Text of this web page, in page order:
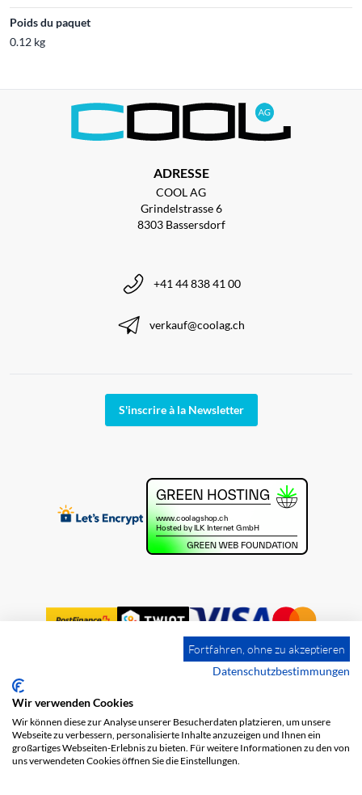
Poids du paquet
0.12 kg
ADRESSE
COOL AG
Grindelstrasse 6
8303 Bassersdorf
+41 44 838 41 00
verkauf@coolag.ch
S'inscrire à la Newsletter
Impression
Protection des données
Fortfahren, ohne zu akzeptieren
Datenschutzbestimmungen
Wir verwenden Cookies
Wir können diese zur Analyse unserer Besucherdaten platzieren, um unsere
Webseite zu verbessern, personalisierte Inhalte anzuzeigen und Ihnen ein
großartiges Webseiten-Erlebnis zu bieten. Für weitere Informationen zu den von
uns verwendeten Cookies öffnen Sie die Einstellungen.